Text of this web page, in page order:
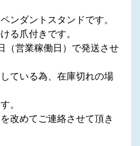
ンダントスタンドです。
る爪付きです。
（営業稼働日）で発送させ
ている為、在庫切れの場
。
改めてご連絡させて頂き